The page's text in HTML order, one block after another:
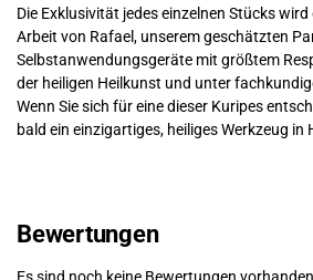
Die Exklusivität jedes einzelnen Stücks
Arbeit von Rafael, unserem geschätzten
Selbstanwendungsgeräte mit größtem
der heiligen Heilkunst und unter
Wenn Sie sich für eine dieser Kuripes
bald ein einzigartiges, heiliges Werkzeug in
Bewertungen